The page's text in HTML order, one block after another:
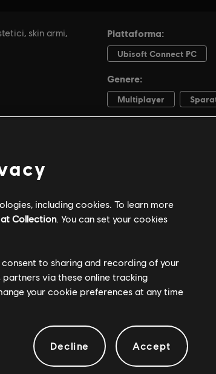
including cookies. To learn more
Collection. You can set your cookies
to sharing and recording of your
via these online tracking
your cookie preferences at any time
Decline Accept